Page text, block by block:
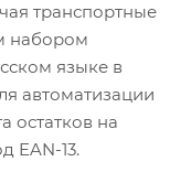
транспортные
набором
языке в
автоматизации
остатков на
EAN-13.